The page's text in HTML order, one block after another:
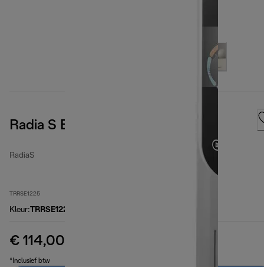
Radia S Easytronic
RadiaS
TRRSE1225
Kleur: TRRSE1225
€ 114,00
*Inclusief btw